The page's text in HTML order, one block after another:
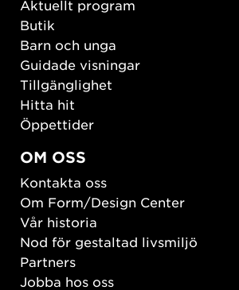
Aktuellt program
Butik
Barn och unga
Guidade visningar
Tillgänglighet
Hitta hit
Öppettider
OM OSS
Kontakta oss
Om Form/Design Center
Vår historia
Nod för gestaltad livsmiljö
Partners
Jobba hos oss